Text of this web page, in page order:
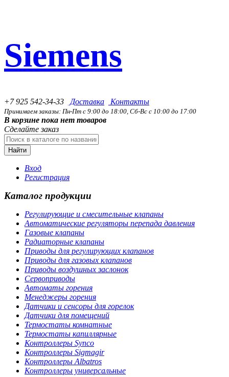
Siemens
+7 925 542-34-33 Доставка Контакты
Принимаем заказы: Пн-Пт с 9:00 до 18:00, Сб-Вс с 10:00 до 17:00
В корзине пока нет товаров
Сделайте заказ
Найти
Вход
Регистрация
Каталог продукции
Регулирующие и смесительные клапаны
Автоматические регуляторы перепада давления
Газовые клапаны
Радиаторные клапаны
Приводы для регулирующих клапанов
Приводы для газовых клапанов
Приводы воздушных заслонок
Сервоприводы
Автоматы горения
Менеджеры горения
Датчики и сенсоры для горелок
Датчики для помещений
Термостаты комнатные
Термостаты капиллярные
Контроллеры Synco
Контроллеры Sigmagir
Контроллеры Albatros
Контроллеры универсальные